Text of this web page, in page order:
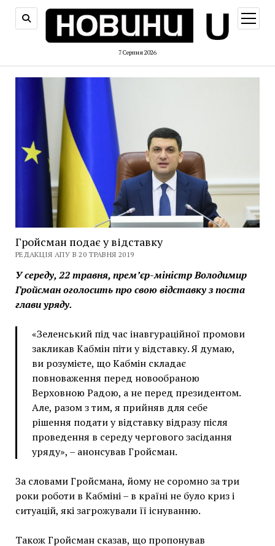
7 Серпня 2026
меню
Гройсман подає у відставку
РЕДАКЦІЯ АПУ В 20 ТРАВНЯ 2019
У середу, 22 травня, прем’єр-міністр Володимир
Гройсман оголосить про свою відставку з поста
глави уряду.
«Зеленський під час інавгураційної промови
закликав Кабмін піти у відставку. Я думаю,
ви розумієте, що Кабмін складає
повноваження перед новообраною
Верховною Радою, а не перед президентом.
Але, разом з тим, я прийняв для себе
рішення подати у відставку відразу після
проведення в середу чергового засідання
уряду», – анонсував Гройсман.
За словами Гройсмана, йому не соромно за три
роки роботи в Кабміні – в країні не було криз і
ситуацій, які загрожували її існуванню.
Також Гройсман сказав, що пропонував